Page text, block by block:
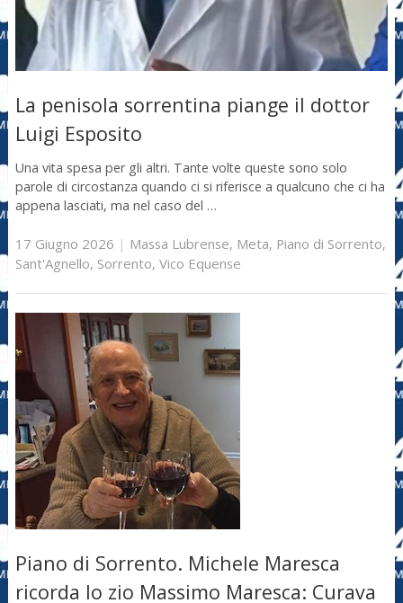
La penisola sorrentina piange il dottor
Luigi Esposito
Una vita spesa per gli altri. Tante volte queste sono solo
parole di circostanza quando ci si riferisce a qualcuno che ci ha
appena lasciati, ma nel caso del …
17 Giugno 2026 | Massa Lubrense, Meta, Piano di Sorrento,
Sant'Agnello, Sorrento, Vico Equense
Piano di Sorrento. Michele Maresca
ricorda lo zio Massimo Maresca: Curava